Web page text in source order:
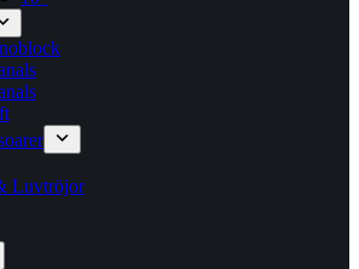
Luvtröjor